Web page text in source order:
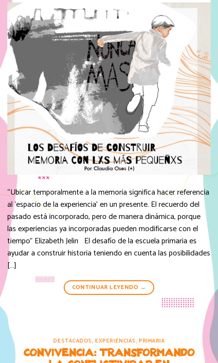
“Ubicar temporalmente a la memoria significa hacer referencia
al ‘espacio de la experiencia’ en un presente. El recuerdo del
pasado está incorporado, pero de manera dinámica, porque
las experiencias ya incorporadas pueden modificarse con el
tiempo” Elizabeth Jelin El desafío de la escuela primaria es
ayudar a construir historia teniendo en cuenta las posibilidades
[…]
CONTINUAR LEYENDO →
DESTACADOS, EXPERIENCIAS, PRIMARIA
CONVIVENCIA: TRANSFORMANDO